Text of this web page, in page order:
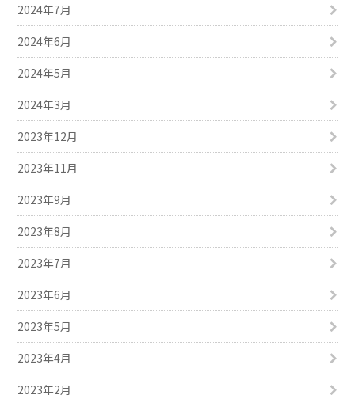
2024年7月
2024年6月
2024年5月
2024年3月
2023年12月
2023年11月
2023年9月
2023年8月
2023年7月
2023年6月
2023年5月
2023年4月
2023年2月